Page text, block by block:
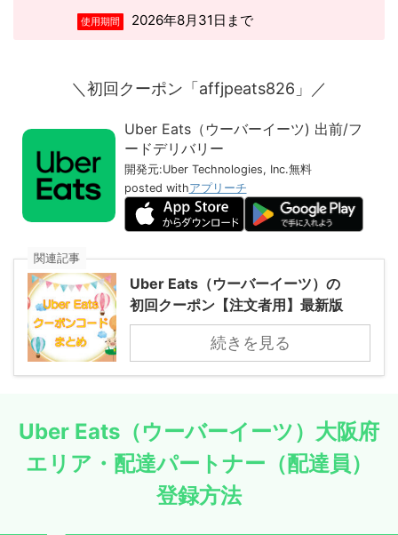
使用期間 2026年8月31日まで
＼初回クーポン「affjpeats826」／
Uber Eats（ウーバーイーツ) 出前/フ
ードデリバリー
開発元:Uber Technologies, Inc.無料
posted withアプリーチ
関連記事
Uber Eats（ウーバーイーツ）の
初回クーポン【注文者用】最新版
続きを見る
Uber Eats（ウーバーイーツ）大阪府
エリア・配達パートナー（配達員）
登録方法